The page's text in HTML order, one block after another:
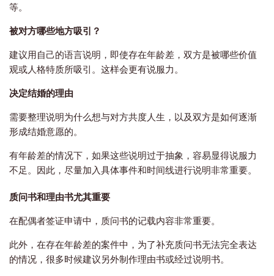
等。
被对方哪些地方吸引？
建议用自己的语言说明，即使存在年龄差，双方是被哪些价值
观或人格特质所吸引。这样会更有说服力。
决定结婚的理由
需要整理说明为什么想与对方共度人生，以及双方是如何逐渐
形成结婚意愿的。
有年龄差的情况下，如果这些说明过于抽象，容易显得说服力
不足。因此，尽量加入具体事件和时间线进行说明非常重要。
质问书和理由书尤其重要
在配偶者签证申请中，质问书的记载内容非常重要。
此外，在存在年龄差的案件中，为了补充质问书无法完全表达
的情况，很多时候建议另外制作理由书或经过说明书。